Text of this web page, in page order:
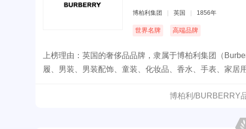
博柏利集团 英国 1856年
世界名牌 高端品牌
上榜理由：英国的奢侈品品牌，隶属于博柏利集团（
履、男装、男装配饰、童装、化妆品、香水、手表、家居
博柏利/BURBERRY